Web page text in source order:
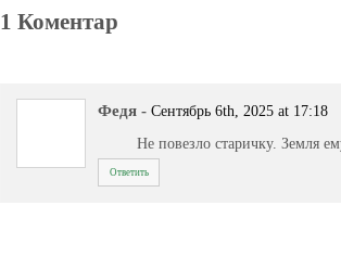
1 Коментар
Федя - Сентябрь 6th, 2025 at 17:18
Не повезло старичку. Земля
Ответить